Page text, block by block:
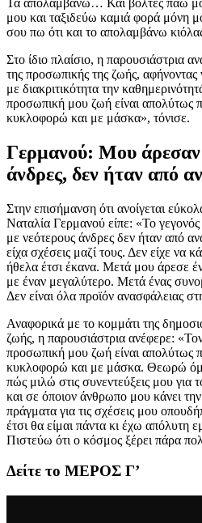
μου και ταξιδεύω καμιά φορά μόνη
σου πω ότι και το απολαμβάνω
Στο ίδιο πλαίσιο, η παρουσιάστρια
της προσωπικής της ζωής, αφήνοντας
με διακριτικότητα την
προσωπική μου ζωή είναι απολύτως
κυκλοφορώ και με μάσκα», τόνισε.
Γερμανού: Μου άρεσαν
άνδρες, δεν ήταν από
Στην επισήμανση ότι ανοίγεται
Ναταλία Γερμανού είπε: «Το γεγονός
με νεότερους άνδρες δεν ήταν από
είχα σχέσεις μαζί τους. Δεν είχε να
ήθελα έτσι έκανα. Μετά μου άρεσε
με έναν μεγαλύτερο. Μετά ένας
Δεν είναι όλα προϊόν ανασφάλειας
Αναφορικά με το κομμάτι της
ζωής, η παρουσιάστρια ανέφερε:
προσωπική μου ζωή είναι απολύτως
κυκλοφορώ και με μάσκα. Θεωρώ
πώς μιλώ στις συνεντεύξεις μου για
και σε όποιον άνθρωπο μου κάνει
πράγματα για τις σχέσεις μου
έτσι θα είμαι πάντα κι έχω απόλυτη
Πιστεύω ότι ο κόσμος ξέρει πάρα
Δείτε το ΜΕΡΟΣ Γ’